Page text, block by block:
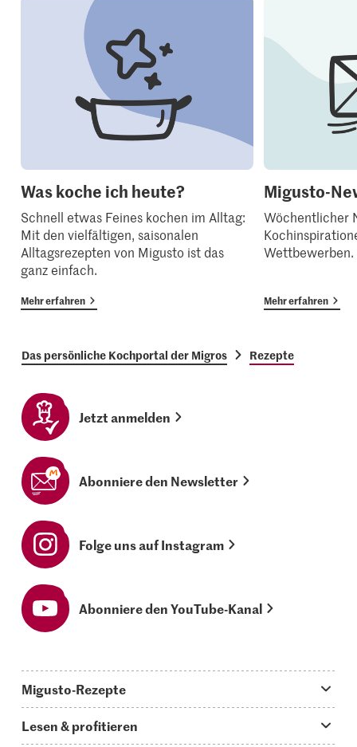
Was koche ich heute?
Schnell etwas Feines kochen im Alltag:
Mit den vielfältigen, saisonalen
Alltagsrezepten von Migusto ist das
ganz einfach.
Mehr erfahren
Migusto-
Wöchentlicher
Wettbewerben.
Mehr erfahren
Das persönliche Kochportal der Migros Rezepte
Jetzt anmelden
Abonniere den Newsletter
Folge uns auf Instagram
Abonniere den YouTube-Kanal
Migusto-Rezepte
Lesen & profitieren